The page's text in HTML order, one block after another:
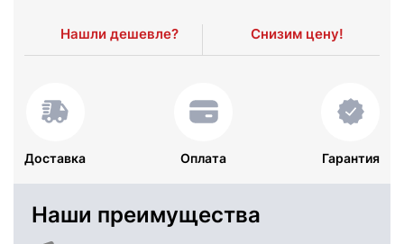
Нашли дешевле? Снизим цену!
Доставка Оплата Гарантия
Наши преимущества